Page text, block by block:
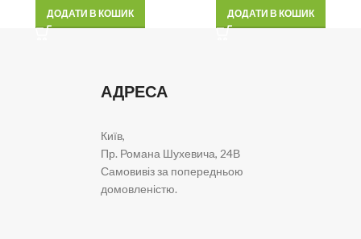
ДОДАТИ В КОШИК ДОДАТИ В КОШИК
АДРЕСА
Київ,
Пр. Романа Шухевича, 24В
Самовивіз за попередньою
домовленістю.